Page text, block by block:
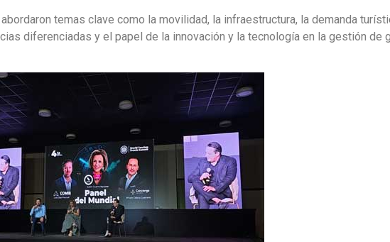
temas clave como la movilidad, la infraestructura, la demanda
diferenciadas y el papel de la innovación y la tecnología en la gestión de